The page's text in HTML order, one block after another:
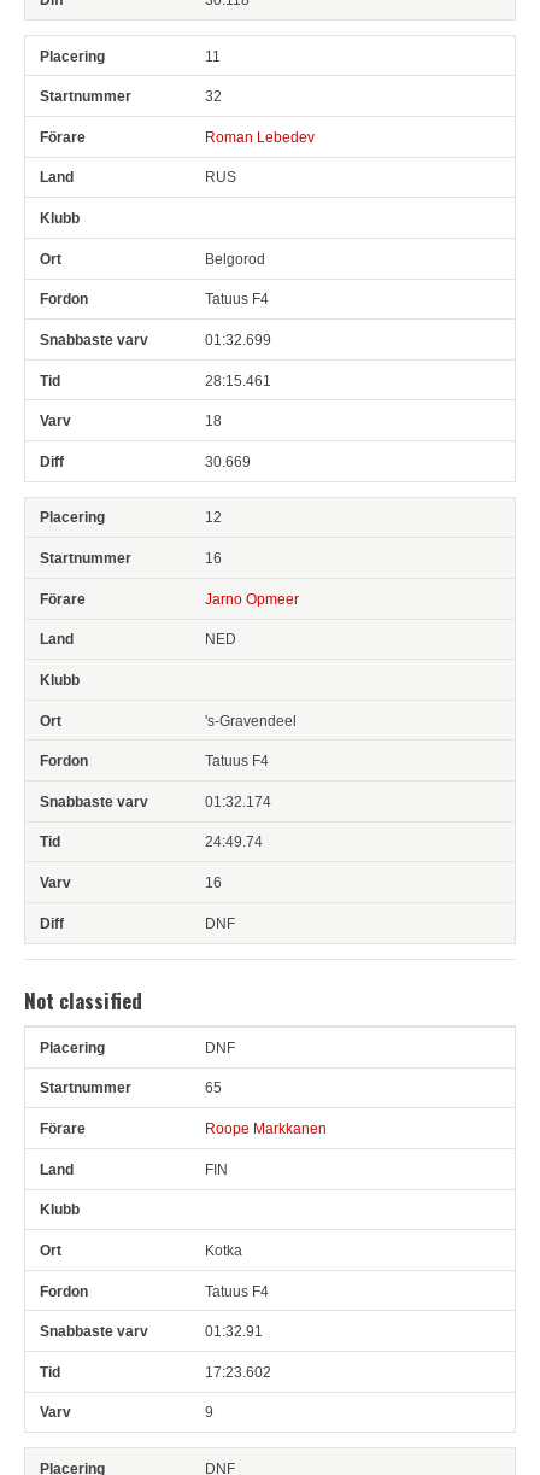
11
32
Roman Lebedev
RUS
Belgorod
Tatuus F4
01:32.699
28:15.461
18
30.669
12
16
Jarno Opmeer
NED
's-Gravendeel
Tatuus F4
01:32.174
24:49.74
16
DNF
Not classified
Pl Snr Land
DNF
65
Roope Markkanen
FIN
Kotka
Tatuus F4
01:32.91
17:23.602
9
DNF